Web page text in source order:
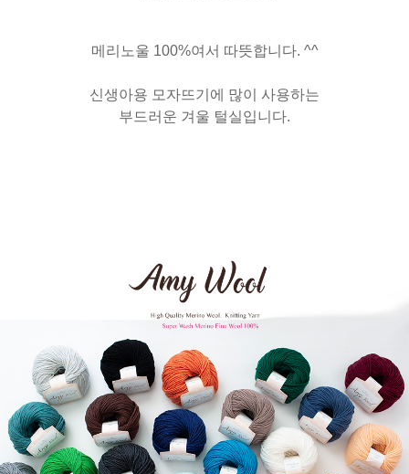
메리노울 100%여서 따뜻합니다. ^^
신생아용 모자뜨기에 많이 사용하는
부드러운 겨울 털실입니다.